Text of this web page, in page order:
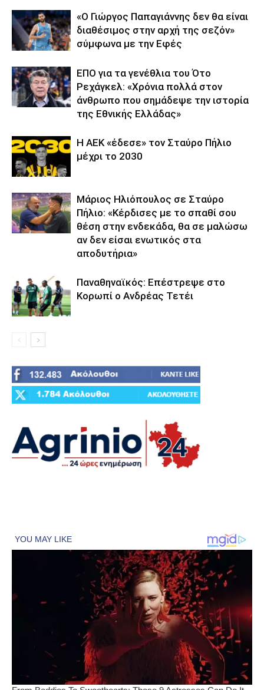
«Ο Γιώργος Παπαγιάννης δεν θα είναι
διαθέσιμος στην αρχή της σεζόν»
σύμφωνα με την Εφές
ΕΠΟ για τα γενέθλια του Ότο
Ρεχάγκελ: «Χρόνια πολλά στον
άνθρωπο που σημάδεψε την ιστορία
της Εθνικής Ελλάδας»
Η ΑΕΚ «έδεσε» τον Σταύρο Πήλιο
μέχρι το 2030
Μάριος Ηλιόπουλος σε Σταύρο
Πήλιο: «Κέρδισες με το σπαθί σου
θέση στην ενδεκάδα, θα σε μαλώσω
αν δεν είσαι ενωτικός στα
αποδυτήρια»
Παναθηναϊκός: Επέστρεψε στο
Κορωπί ο Ανδρέας Τετέι